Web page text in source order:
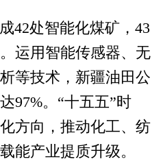
42处智能化煤矿，43
运用智能传感器、无
等技术，新疆油田公
97%。“十五五”时
方向，推动化工、纺
能产业提质升级。